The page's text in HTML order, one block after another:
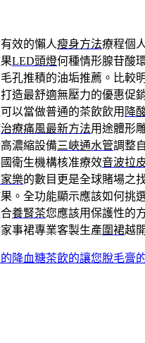
效的懶人瘦身方法療程個
LED頭燈何種情形腺苷酸
孔推積的油垢推薦。比較
造最舒適無壓力的優惠促
以當做普通的茶飲飲用 降
治療痛風最新方法用途體形
濃縮設備三峽通水管調整
衛生機構核准療效音波拉
樂的數目更是全球賭場之
。全功能顯示應該如何挑
養腎茶您應該用保護性的
事裙專業客製生產圍裙越
降血糖茶飲的讓您脫毛膏